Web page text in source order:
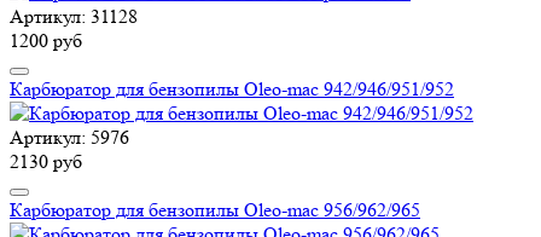
Артикул: 31128
1200 руб
Карбюратор для бензопилы Oleo-mac 942/946/951/952
Артикул: 5976
2130 руб
Карбюратор для бензопилы Oleo-mac 956/962/965